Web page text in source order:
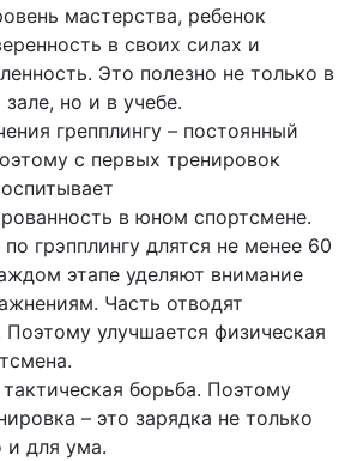
мастерства, ребенок
в своих силах и
Это полезно не только в
но и в учебе.
грепплингу – постоянный
с первых тренировок
в юном спортсмене.
грэпплингу длятся не менее 60
этапе уделяют внимание
Часть отводят
Поэтому улучшается физическая
тактическая борьба. Поэтому
– это зарядка не только
и для ума.